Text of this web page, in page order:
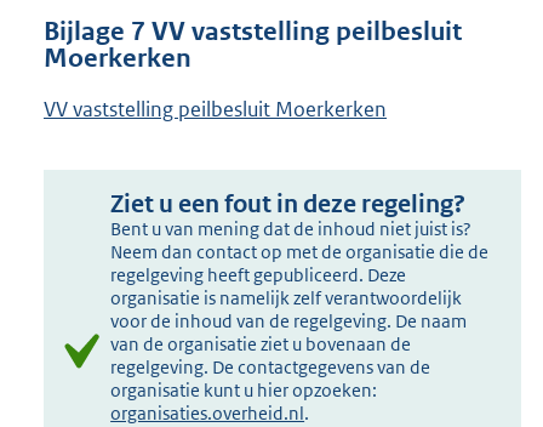
Bijlage 7 VV vaststelling peilbesluit
Moerkerken
VV vaststelling peilbesluit Moerkerken
Ziet u een fout in deze regeling?
Bent u van mening dat de inhoud niet juist is?
Neem dan contact op met de organisatie die de
regelgeving heeft gepubliceerd. Deze
organisatie is namelijk zelf verantwoordelijk
voor de inhoud van de regelgeving. De naam
van de organisatie ziet u bovenaan de
regelgeving. De contactgegevens van de
organisatie kunt u hier opzoeken:
organisaties.overheid.nl.